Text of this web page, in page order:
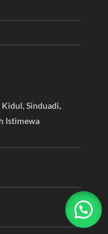
Kidul, Sinduadi,
Istimewa